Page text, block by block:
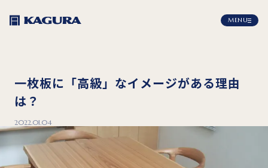
MENU
一枚板に「高級」なイメージがある理由
は？
2022.01.04